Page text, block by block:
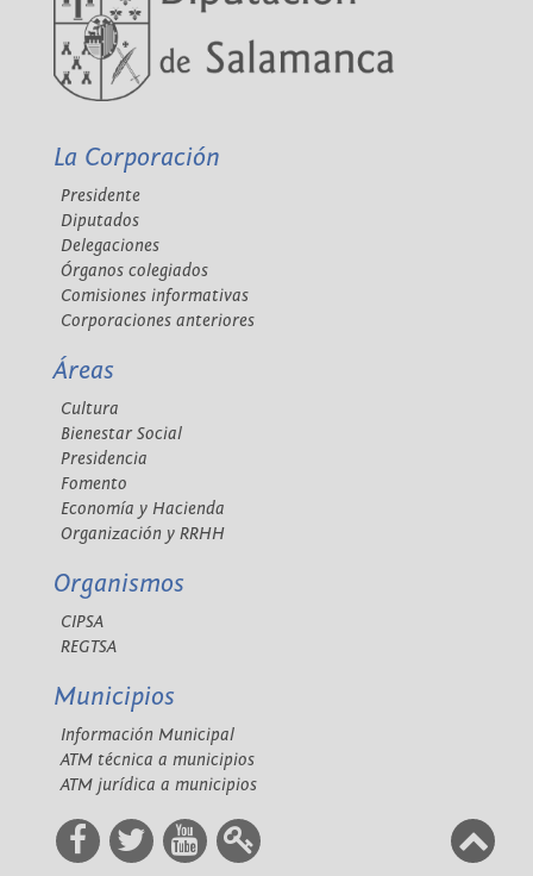
La Corporación
Presidente
Diputados
Delegaciones
Órganos colegiados
Comisiones informativas
Corporaciones anteriores
Áreas
Cultura
Bienestar Social
Presidencia
Fomento
Economía y Hacienda
Organización y RRHH
Organismos
CIPSA
REGTSA
Municipios
Información Municipal
ATM técnica a municipios
ATM jurídica a municipios